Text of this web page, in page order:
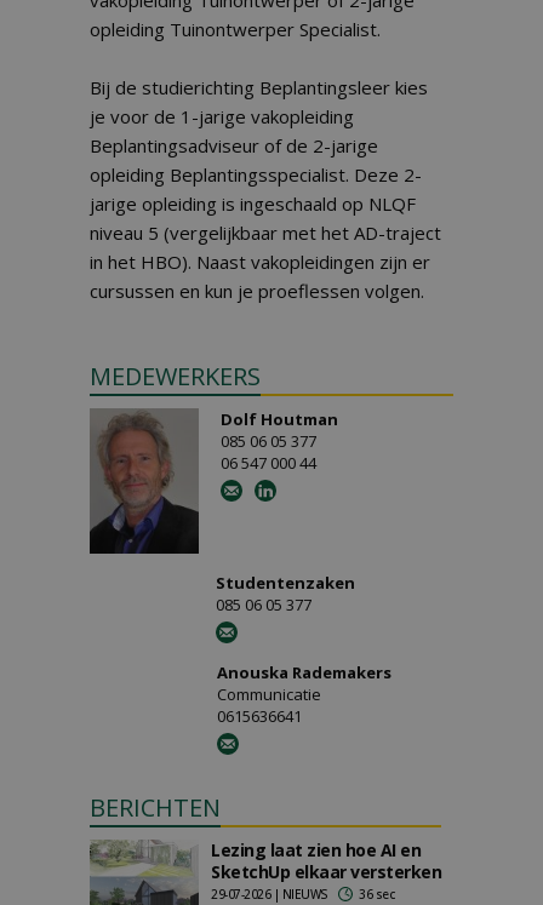
opleiding Tuinontwerper Specialist.
Bij de studierichting Beplantingsleer kies
je voor de 1-jarige vakopleiding
Beplantingsadviseur of de 2-jarige
opleiding Beplantingsspecialist. Deze 2-
jarige opleiding is ingeschaald op NLQF
niveau 5 (vergelijkbaar met het AD-traject
in het HBO). Naast vakopleidingen zijn er
cursussen en kun je proeflessen volgen.
MEDEWERKERS
Dolf Houtman
085 06 05 377
06 547 000 44
Studentenzaken
085 06 05 377
Anouska Rademakers
Communicatie
0615636641
BERICHTEN
Lezing laat zien hoe AI en
SketchUp elkaar versterken
29-07-2026 | NIEUWS 36 sec